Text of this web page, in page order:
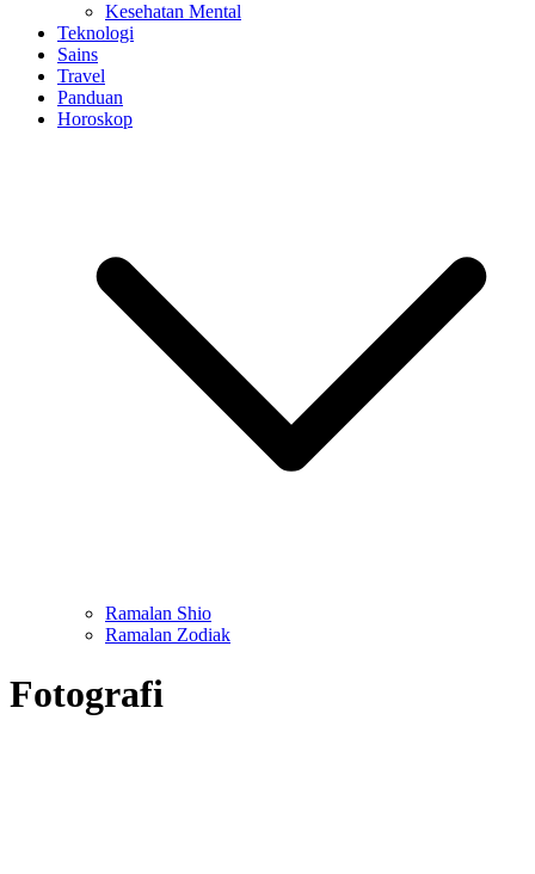
Kesehatan Mental
Teknologi
Sains
Travel
Panduan
Horoskop
Ramalan Shio
Ramalan Zodiak
Fotografi